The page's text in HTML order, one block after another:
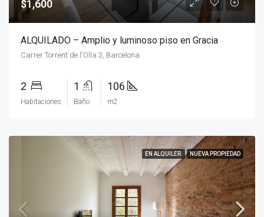
$1,600
ALQUILADO – Amplio y luminoso piso en Gracia
Carrer Torrent de l'Olla 3, Barcelona
2
Habitaciones
1
Baño
106
m2
EN ALQUILER NUEVA PROPIEDAD